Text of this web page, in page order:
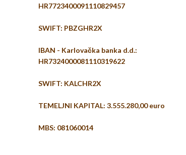
HR7723400091110829457
SWIFT: PBZGHR2X
IBAN - Karlovačka banka d.d.:
HR7324000081110319622
SWIFT: KALCHR2X
TEMELJNI KAPITAL: 3.555.280,00 euro
MBS: 081060014